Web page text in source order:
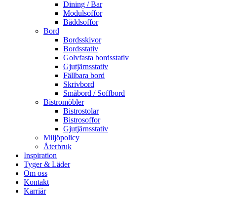
Dining / Bar
Modulsoffor
Bäddsoffor
Bord
Bordsskivor
Bordsstativ
Golvfasta bordsstativ
Gjutjärnsstativ
Fällbara bord
Skrivbord
Småbord / Soffbord
Bistromöbler
Bistrostolar
Bistrosoffor
Gjutjärnsstativ
Miljöpolicy
Återbruk
Inspiration
Tyger & Läder
Om oss
Kontakt
Karriär